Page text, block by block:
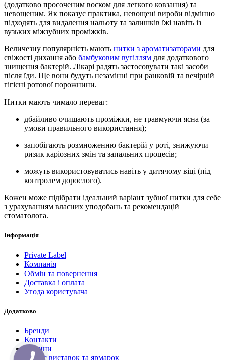
(додатково просоченим воском для легкого ковзання) та
невощеним. Як показує практика, невощені вироби відмінно
підходять для видалення нальоту та залишків їжі навіть із
вузьких міжзубних проміжків.
Величезну популярність мають нитки з ароматизаторами для
свіжості дихання або бамбуковим вугіллям для додаткового
знищення бактерій. Лікарі радять застосовувати такі засоби
після їди. Ще вони будуть незамінні при ранковій та вечірній
гігієні ротової порожнини.
Нитки мають чимало переваг:
дбайливо очищають проміжки, не травмуючи ясна (за
умови правильного використання);
запобігають розмноженню бактерій у роті, знижуючи
ризик каріозних змін та запальних процесів;
можуть використовуватись навіть у дитячому віці (під
контролем дорослого).
Кожен може підібрати ідеальний варіант зубної нитки для себе
з урахуванням власних уподобань та рекомендацій
стоматолога.
Інформація
Private Label
Компанія
Обмін та повернення
Доставка і оплата
Угода користувача
Додатково
Бренди
Контакти
Новини
Анонс виставок та ярмарок